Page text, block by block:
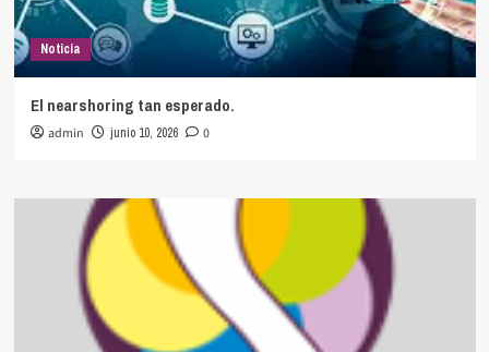
Noticia
El nearshoring tan esperado.
admin junio 10, 2026 0